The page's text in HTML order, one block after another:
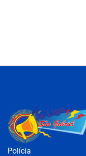
Polícia